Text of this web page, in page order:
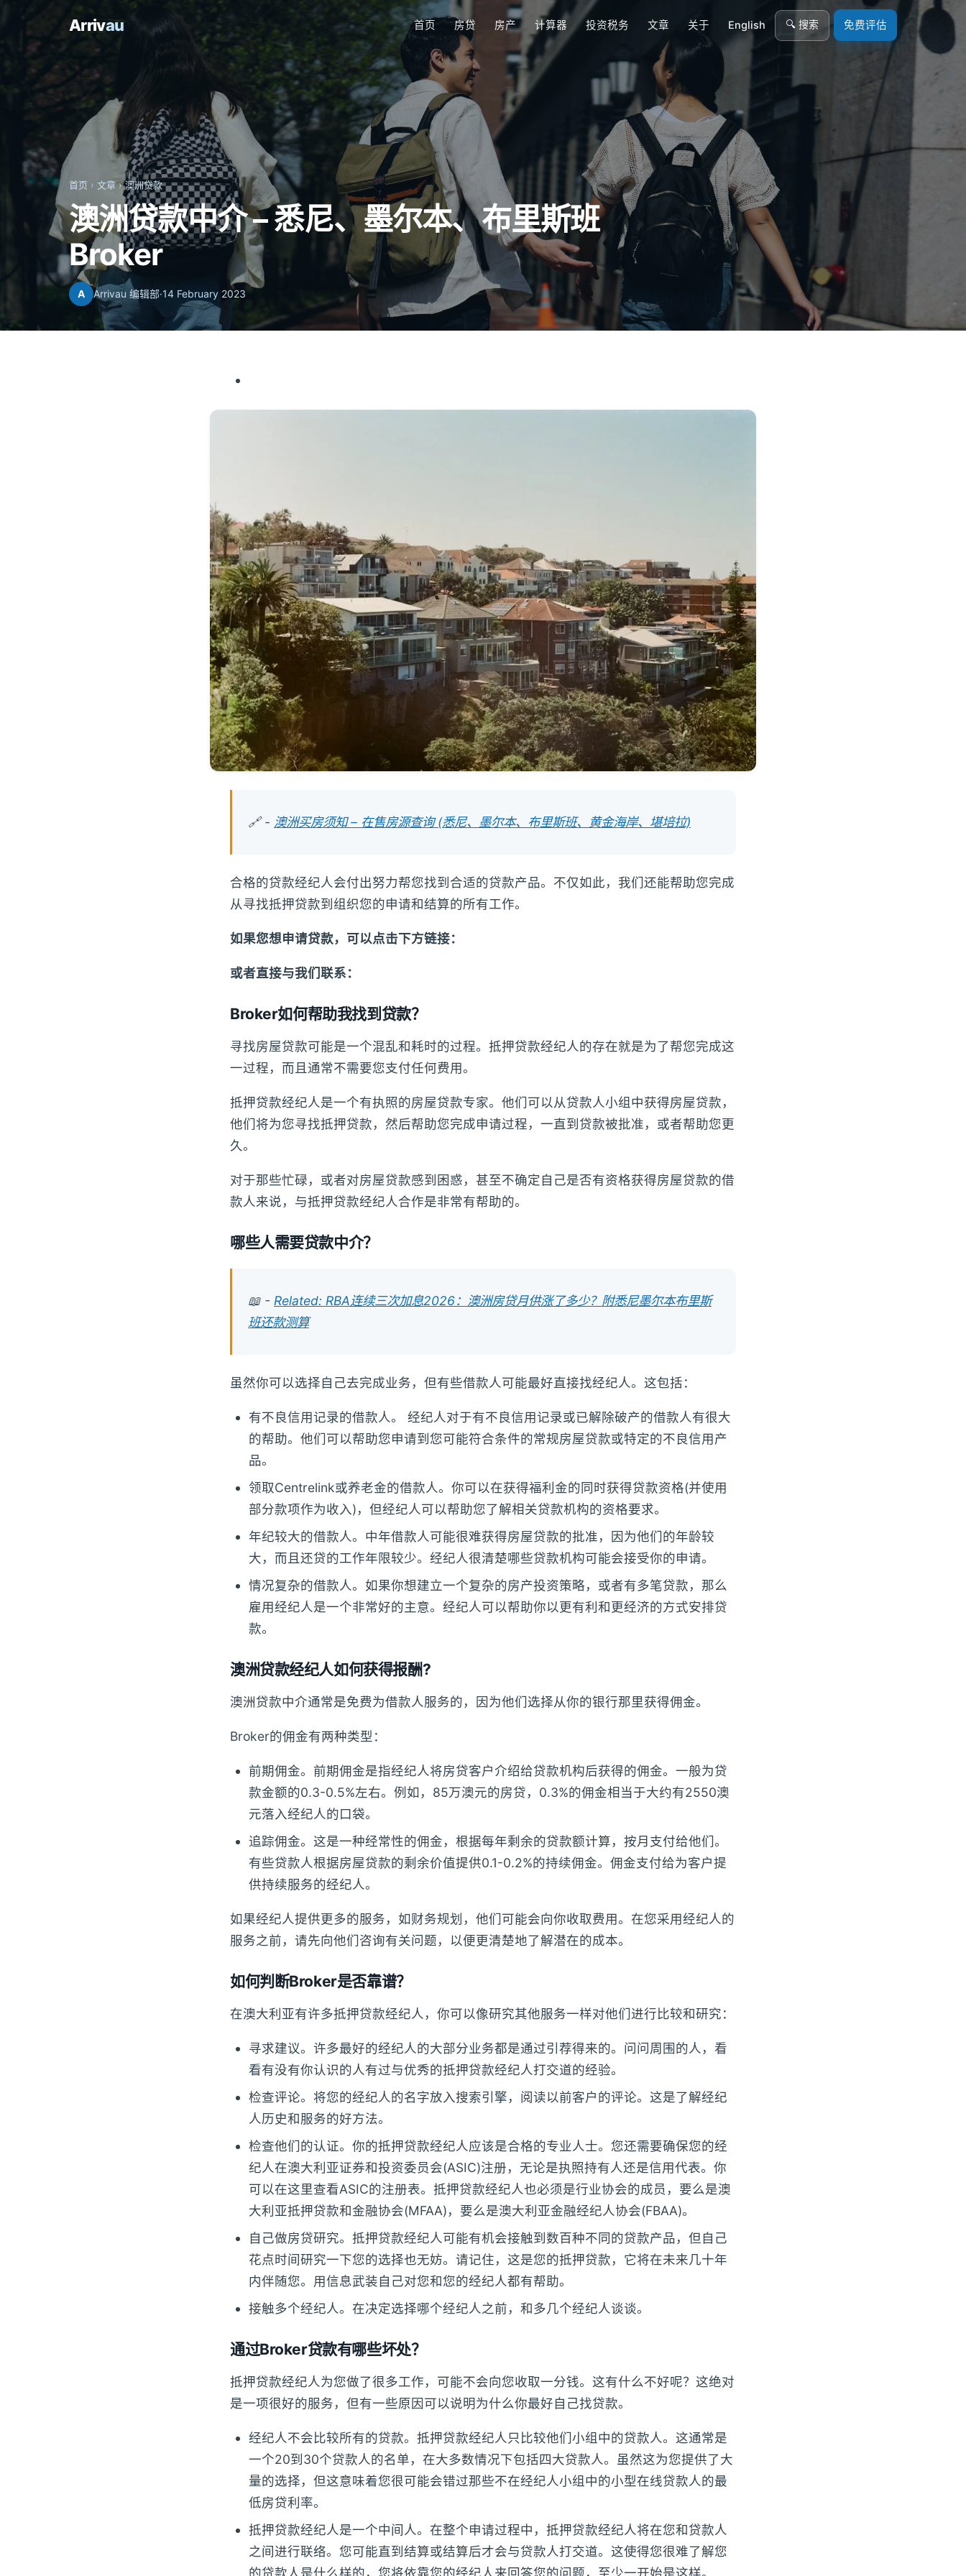
Arrivau 首页 房贷 房产 计算器 投资税务 文章 关于 English 🔍 搜索 免费评估
首页 › 文章›澳洲贷款
澳洲贷款中介 – 悉尼、墨尔本、布里斯班
Broker
A Arrivau 编辑部·14 February 2023
🔗 - 澳洲买房须知 – 在售房源查询 (悉尼、墨尔本、布里斯班、黄金海岸、堪培拉)
合格的贷款经纪人会付出努力帮您找到合适的贷款产品。不仅如此，我们还能帮助您完成
从寻找抵押贷款到组织您的申请和结算的所有工作。
如果您想申请贷款，可以点击下方链接：
或者直接与我们联系：
Broker如何帮助我找到贷款？
寻找房屋贷款可能是一个混乱和耗时的过程。抵押贷款经纪人的存在就是为了帮您完成这
一过程，而且通常不需要您支付任何费用。
抵押贷款经纪人是一个有执照的房屋贷款专家。他们可以从贷款人小组中获得房屋贷款，
他们将为您寻找抵押贷款，然后帮助您完成申请过程，一直到贷款被批准，或者帮助您更
久。
对于那些忙碌，或者对房屋贷款感到困惑，甚至不确定自己是否有资格获得房屋贷款的借
款人来说，与抵押贷款经纪人合作是非常有帮助的。
哪些人需要贷款中介？
📖 - Related: RBA连续三次加息2026：澳洲房贷月供涨了多少？附悉尼墨尔本布里斯
班还款测算
虽然你可以选择自己去完成业务，但有些借款人可能最好直接找经纪人。这包括：
有不良信用记录的借款人。 经纪人对于有不良信用记录或已解除破产的借款人有很大
的帮助。他们可以帮助您申请到您可能符合条件的常规房屋贷款或特定的不良信用产
品。
领取Centrelink或养老金的借款人。你可以在获得福利金的同时获得贷款资格(并使用
部分款项作为收入)，但经纪人可以帮助您了解相关贷款机构的资格要求。
年纪较大的借款人。中年借款人可能很难获得房屋贷款的批准，因为他们的年龄较
大，而且还贷的工作年限较少。经纪人很清楚哪些贷款机构可能会接受你的申请。
情况复杂的借款人。如果你想建立一个复杂的房产投资策略，或者有多笔贷款，那么
雇用经纪人是一个非常好的主意。经纪人可以帮助你以更有利和更经济的方式安排贷
款。
澳洲贷款经纪人如何获得报酬?
澳洲贷款中介通常是免费为借款人服务的，因为他们选择从你的银行那里获得佣金。
Broker的佣金有两种类型：
前期佣金。前期佣金是指经纪人将房贷客户介绍给贷款机构后获得的佣金。一般为贷
款金额的0.3-0.5%左右。例如，85万澳元的房贷，0.3%的佣金相当于大约有2550澳
元落入经纪人的口袋。
追踪佣金。这是一种经常性的佣金，根据每年剩余的贷款额计算，按月支付给他们。
有些贷款人根据房屋贷款的剩余价值提供0.1-0.2%的持续佣金。佣金支付给为客户提
供持续服务的经纪人。
如果经纪人提供更多的服务，如财务规划，他们可能会向你收取费用。在您采用经纪人的
服务之前，请先向他们咨询有关问题，以便更清楚地了解潜在的成本。
如何判断Broker是否靠谱？
在澳大利亚有许多抵押贷款经纪人，你可以像研究其他服务一样对他们进行比较和研究：
寻求建议。许多最好的经纪人的大部分业务都是通过引荐得来的。问问周围的人，看
看有没有你认识的人有过与优秀的抵押贷款经纪人打交道的经验。
检查评论。将您的经纪人的名字放入搜索引擎，阅读以前客户的评论。这是了解经纪
人历史和服务的好方法。
检查他们的认证。你的抵押贷款经纪人应该是合格的专业人士。您还需要确保您的经
纪人在澳大利亚证券和投资委员会(ASIC)注册，无论是执照持有人还是信用代表。你
可以在这里查看ASIC的注册表。抵押贷款经纪人也必须是行业协会的成员，要么是澳
大利亚抵押贷款和金融协会(MFAA)，要么是澳大利亚金融经纪人协会(FBAA)。
自己做房贷研究。抵押贷款经纪人可能有机会接触到数百种不同的贷款产品，但自己
花点时间研究一下您的选择也无妨。请记住，这是您的抵押贷款，它将在未来几十年
内伴随您。用信息武装自己对您和您的经纪人都有帮助。
接触多个经纪人。在决定选择哪个经纪人之前，和多几个经纪人谈谈。
通过Broker贷款有哪些坏处？
抵押贷款经纪人为您做了很多工作，可能不会向您收取一分钱。这有什么不好呢？这绝对
是一项很好的服务，但有一些原因可以说明为什么你最好自己找贷款。
经纪人不会比较所有的贷款。抵押贷款经纪人只比较他们小组中的贷款人。这通常是
一个20到30个贷款人的名单，在大多数情况下包括四大贷款人。虽然这为您提供了大
量的选择，但这意味着您很可能会错过那些不在经纪人小组中的小型在线贷款人的最
低房贷利率。
抵押贷款经纪人是一个中间人。在整个申请过程中，抵押贷款经纪人将在您和贷款人
之间进行联络。您可能直到结算或结算后才会与贷款人打交道。这使得您很难了解您
的贷款人是什么样的，您将依靠您的经纪人来回答您的问题，至少一开始是这样。